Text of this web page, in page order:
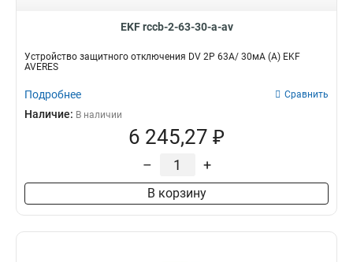
EKF rccb-2-63-30-a-av
Устройство защитного отключения DV 2P 63А/ 30мА (A) EKF
AVERES
Подробнее Сравнить
Наличие: В наличии
6 245,27 ₽
– +
В корзину